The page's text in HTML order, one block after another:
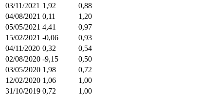
03/11/2021 1,92
0,88
04/08/2021 0,11
1,20
05/05/2021 4,41
0,97
15/02/2021 -0,06
0,93
04/11/2020 0,32
0,54
02/08/2020 -9,15
0,50
03/05/2020 1,98
0,72
12/02/2020 1,06
1,00
31/10/2019 0,72
1,00